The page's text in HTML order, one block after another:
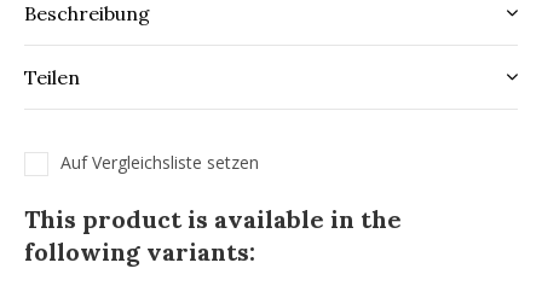
Beschreibung
Teilen
Auf Vergleichsliste setzen
This product is available in the
following variants: